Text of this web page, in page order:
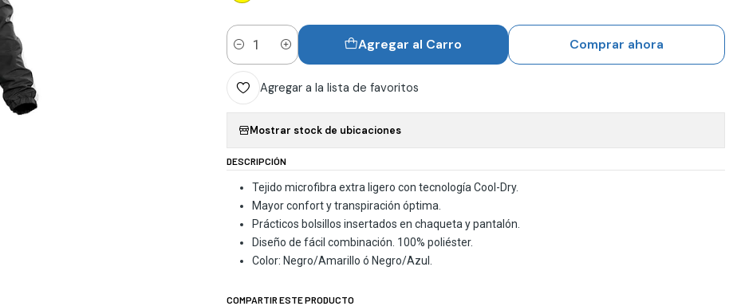
Cantidad Agregar al Carro Comprar ahora
Agregar a la lista de favoritos
Mostrar stock de ubicaciones
DESCRIPCIÓN
Tejido microfibra extra ligero con tecnología Cool-Dry.
Mayor confort y transpiración óptima.
Prácticos bolsillos insertados en chaqueta y pantalón.
Diseño de fácil combinación. 100% poliéster.
Color: Negro/Amarillo ó Negro/Azul.
COMPARTIR ESTE PRODUCTO